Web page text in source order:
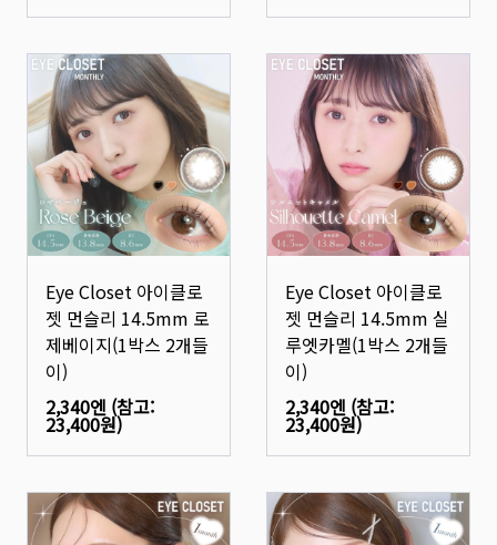
Eye Closet 아이클로
젯 먼슬리 14.5mm 로
제베이지(1박스 2개들
이)
2,340엔 (참고:
23,400원)
Eye Closet 아이클로
젯 먼슬리 14.5mm 실
루엣카멜(1박스 2개들
이)
2,340엔 (참고:
23,400원)